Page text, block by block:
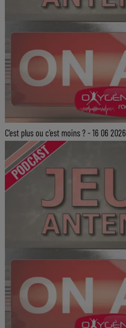
C'est plus ou c'est moins ? - 16 06 2026